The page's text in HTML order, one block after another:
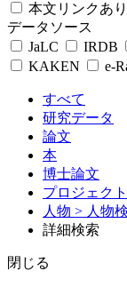
本文リンクあり
データソース
JaLC
IRDB
KAKEN
e-
すべて
研究データ
論文
本
博士論文
プロジェクト
人物 > 人物
詳細検索
閉じる